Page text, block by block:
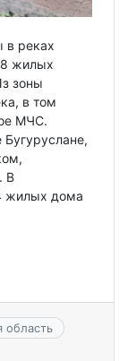
в реках
жилых
зоны
в том
МЧС.
В
жилых дома
область